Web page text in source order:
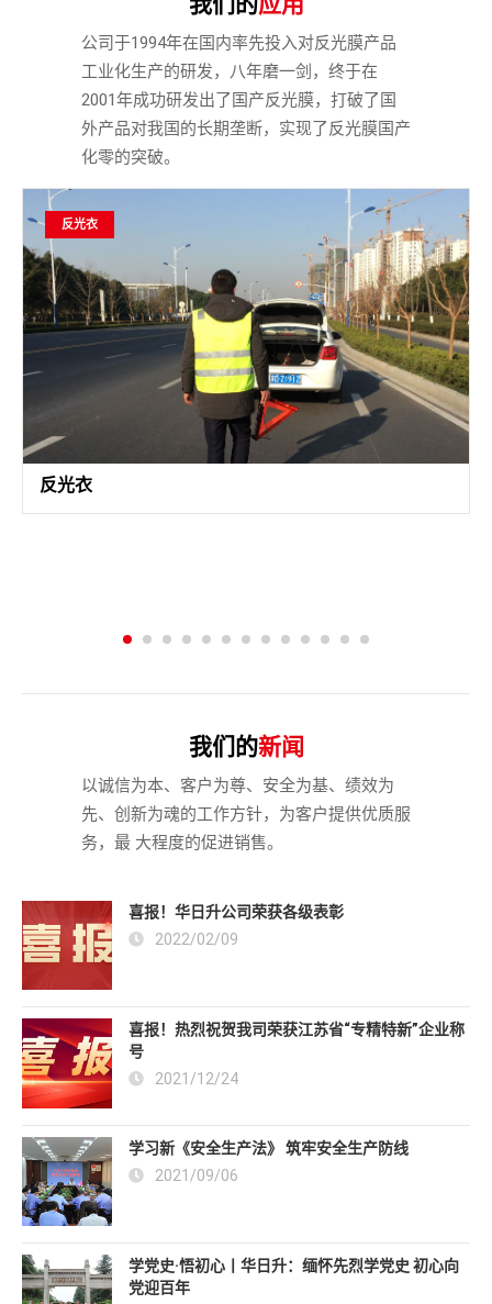
公司于1994年在国内率先投入对反光膜产品
工业化生产的研发，八年磨一剑，终于在
2001年成功研发出了国产反光膜，打破了国
外产品对我国的长期垄断，实现了反光膜国产
化零的突破。
反光衣
反光衣
我们的新闻
以诚信为本、客户为尊、安全为基、绩效为
先、创新为魂的工作方针，为客户提供优质服
务，最 大程度的促进销售。
喜报！华日升公司荣获各级表彰
2022/02/09
喜报！热烈祝贺我司荣获江苏省“专精特新”企业称
号
2021/12/24
学习新《安全生产法》 筑牢安全生产防线
2021/09/06
学党史·悟初心丨华日升：缅怀先烈学党史 初心向
党迎百年